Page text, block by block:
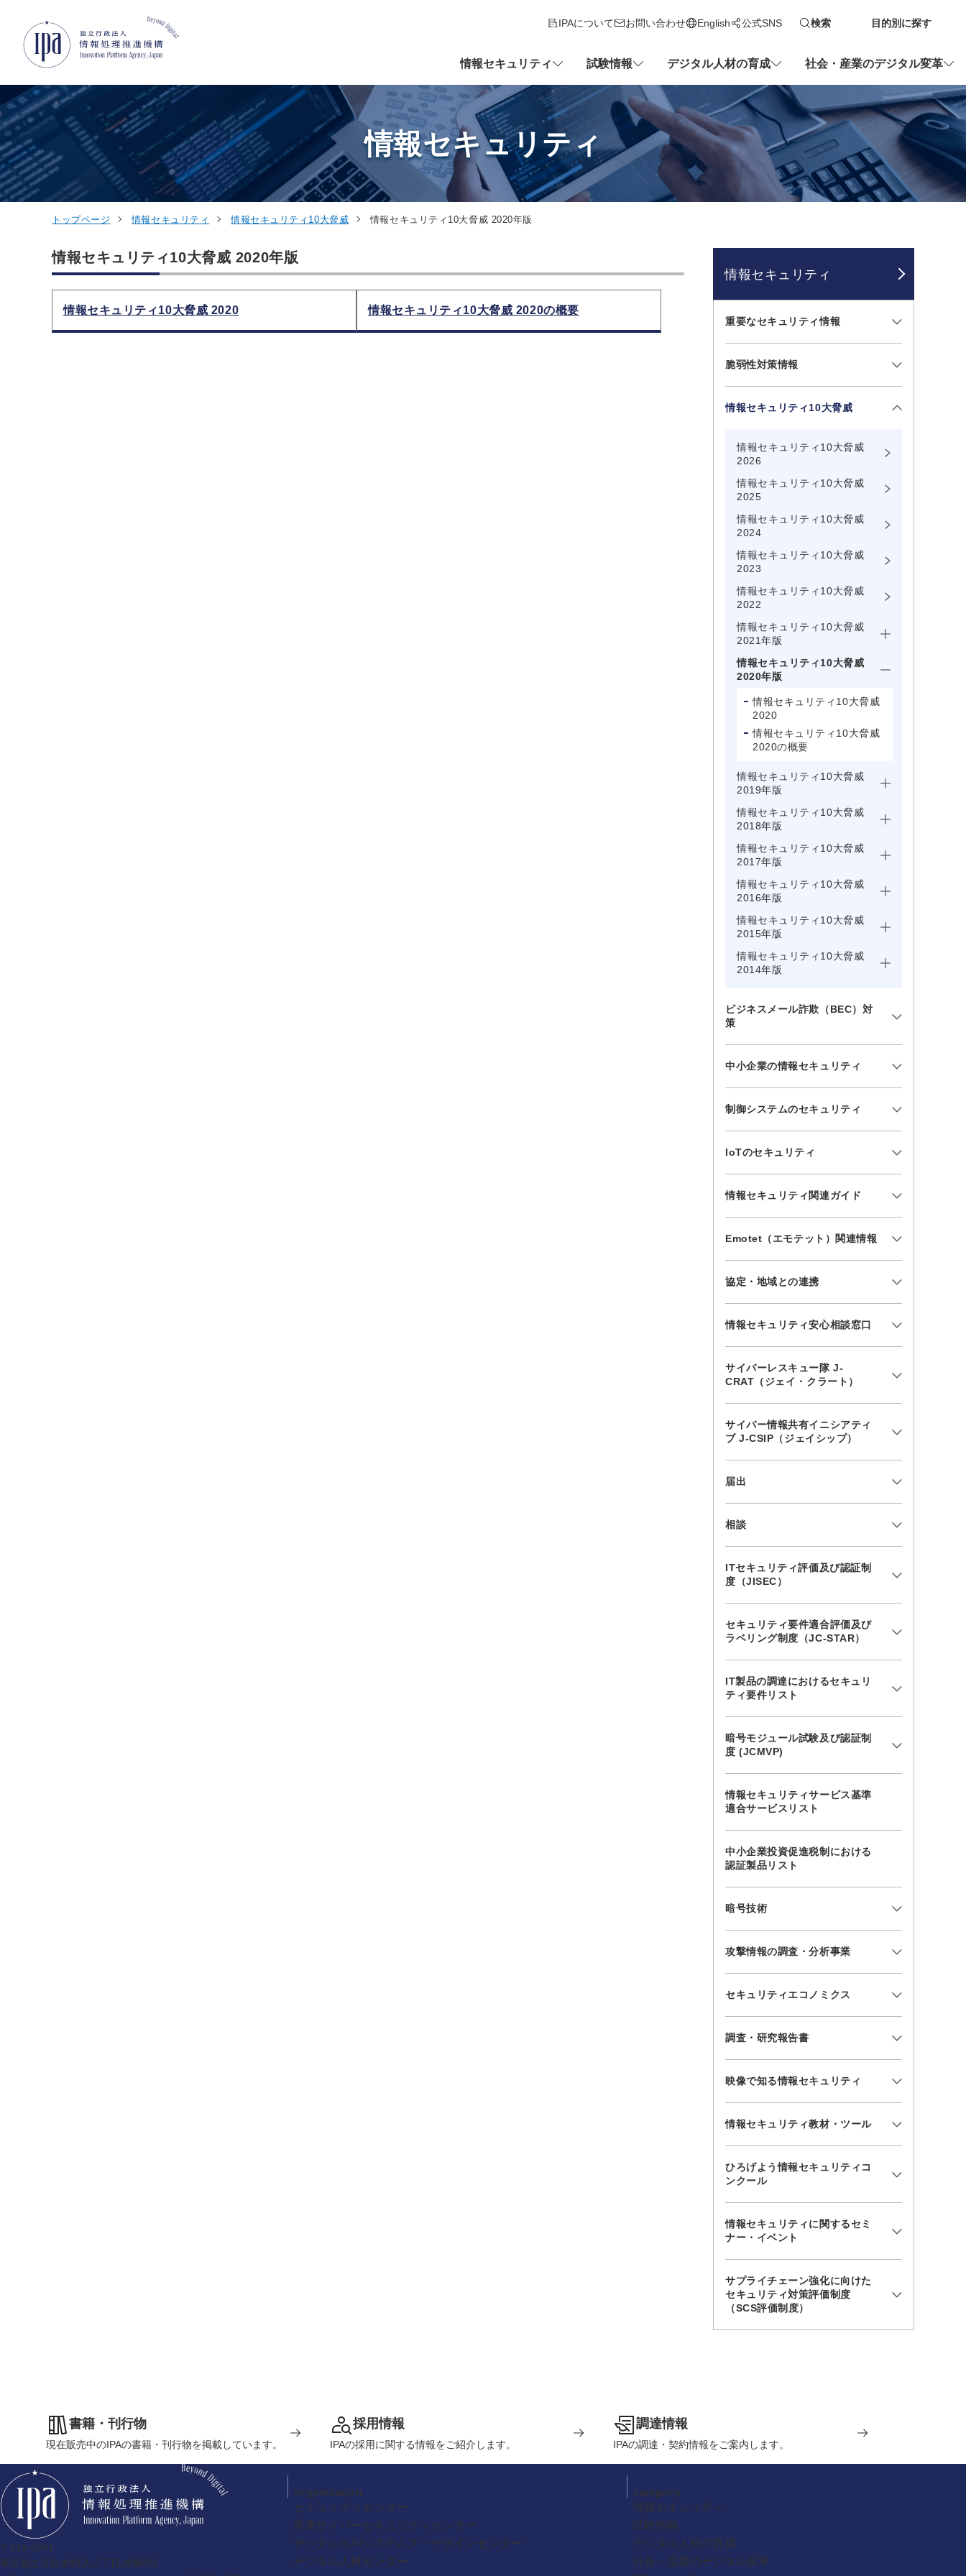
IPAについて
お問い合わせ English
新しいタブで開きます
公式SNS 検索 目的別に探す
情報セキュリティ 試験情報 デジタル人材の育成 社会・産業のデジタル変革
情報セキュリティ
トップページ 情報セキュリティ 情報セキュリティ10大脅威 情報セキュリティ10大脅威 2020年版
情報セキュリティ10大脅威 2020年版
情報セキュリティ10大脅威 2020 情報セキュリティ10大脅威 2020の概要
情報セキュリティ
重要なセキュリティ情報
脆弱性対策情報
情報セキュリティ10大脅威
情報セキュリティ10大脅威
2026
情報セキュリティ10大脅威
2025
情報セキュリティ10大脅威
2024
情報セキュリティ10大脅威
2023
情報セキュリティ10大脅威
2022
情報セキュリティ10大脅威
2021年版
情報セキュリティ10大脅威
2020年版
情報セキュリティ10大脅威
2020
情報セキュリティ10大脅威
2020の概要
情報セキュリティ10大脅威
2019年版
情報セキュリティ10大脅威
2018年版
情報セキュリティ10大脅威
2017年版
情報セキュリティ10大脅威
2016年版
情報セキュリティ10大脅威
2015年版
情報セキュリティ10大脅威
2014年版
ビジネスメール詐欺（BEC）対
策
中小企業の情報セキュリティ
制御システムのセキュリティ
IoTのセキュリティ
情報セキュリティ関連ガイド
Emotet（エモテット）関連情報
協定・地域との連携
情報セキュリティ安心相談窓口
サイバーレスキュー隊 J-
CRAT（ジェイ・クラート）
サイバー情報共有イニシアティ
ブ J-CSIP（ジェイシップ）
届出
相談
ITセキュリティ評価及び認証制
度（JISEC）
セキュリティ要件適合評価及び
ラベリング制度（JC-STAR）
IT製品の調達におけるセキュリ
ティ要件リスト
暗号モジュール試験及び認証制
度 (JCMVP)
情報セキュリティサービス基準
適合サービスリスト
中小企業投資促進税制における
認証製品リスト
暗号技術
攻撃情報の調査・分析事業
セキュリティエコノミクス
調査・研究報告書
映像で知る情報セキュリティ
情報セキュリティ教材・ツール
ひろげよう情報セキュリティコ
ンクール
情報セキュリティに関するセミ
ナー・イベント
サプライチェーン強化に向けた
セキュリティ対策評価制度
（SCS評価制度）
書籍・刊行物
現在販売中のIPAの書籍・刊行物を掲載しています。
採用情報
IPAの採用に関する情報をご紹介します。
調達情報
IPAの調達・契約情報をご案内します。
〒113-6591
東京都文京区本駒込二丁目28番8号
organization
セキュリティセンター
産業サイバーセキュリティセンター
デジタル＆AIシステムズ・デザインセンター
デジタル人材センター
category
情報セキュリティ
試験情報
デジタル人材の育成
社会・産業のデジタル変革